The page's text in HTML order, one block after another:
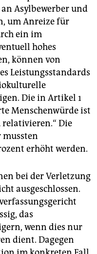
Asylbewerber und
um Anreize für
ein im
hohes
können von
Leistungsstandards
Die in Artikel 1
Menschenwürde ist
Die
mussten
erhöht werden.
bei der Verletzung
ausgeschlossen.
das
wenn dies nur
dient. Dagegen